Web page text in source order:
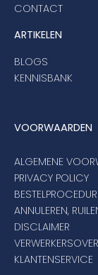
CONTACT
ARTIKELEN
BLOGS
KENNISBANK
VOORWAARDEN
ALGEMENE
PRIVACY POLICY
ANNULEREN,
DISCLAIMER
KLANTENSERVICE